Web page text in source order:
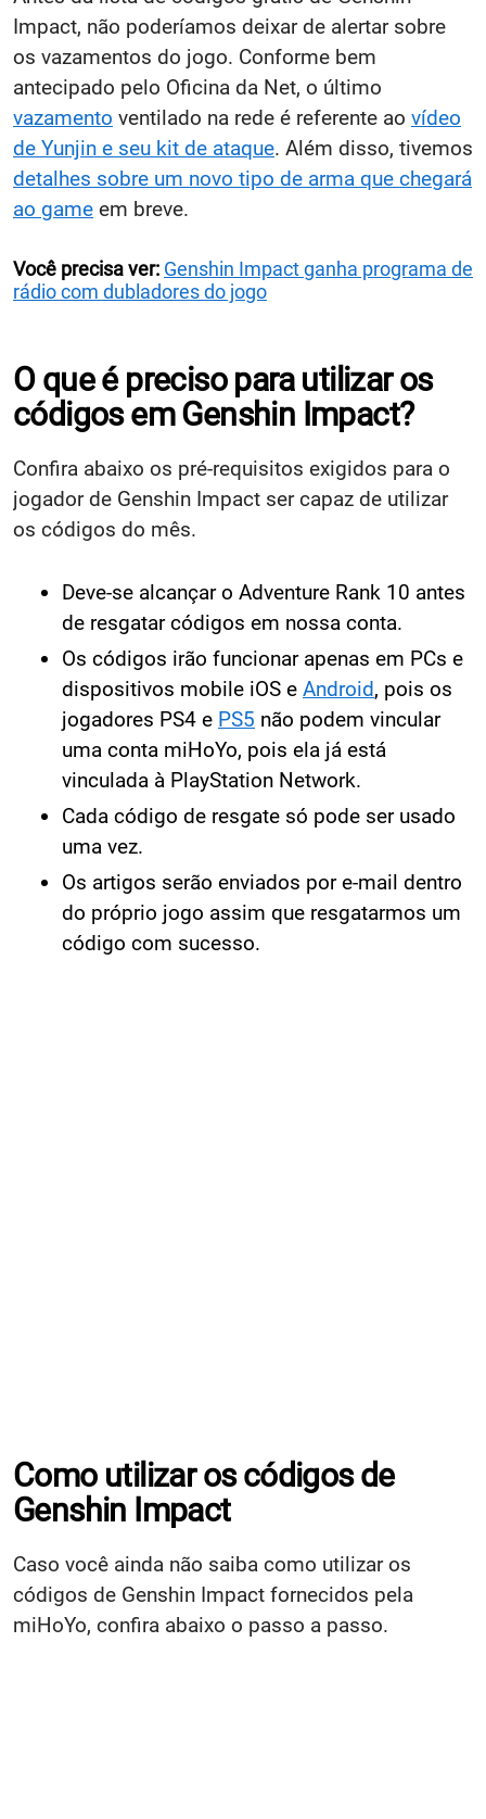
Impact, não poderíamos deixar de alertar sobre
os vazamentos do jogo. Conforme bem
antecipado pelo Oficina da Net, o último
vazamento ventilado na rede é referente ao vídeo
de Yunjin e seu kit de ataque. Além disso, tivemos
detalhes sobre um novo tipo de arma que chegará
ao game em breve.
Você precisa ver: Genshin Impact ganha programa de
rádio com dubladores do jogo
O que é preciso para utilizar os
códigos em Genshin Impact?
Confira abaixo os pré-requisitos exigidos para o
jogador de Genshin Impact ser capaz de utilizar
os códigos do mês.
Deve-se alcançar o Adventure Rank 10 antes
de resgatar códigos em nossa conta.
Os códigos irão funcionar apenas em PCs e
dispositivos mobile iOS e Android, pois os
jogadores PS4 e PS5 não podem vincular
uma conta miHoYo, pois ela já está
vinculada à PlayStation Network.
Cada código de resgate só pode ser usado
uma vez.
Os artigos serão enviados por e-mail dentro
do próprio jogo assim que resgatarmos um
código com sucesso.
Como utilizar os códigos de
Genshin Impact
Caso você ainda não saiba como utilizar os
códigos de Genshin Impact fornecidos pela
miHoYo, confira abaixo o passo a passo.